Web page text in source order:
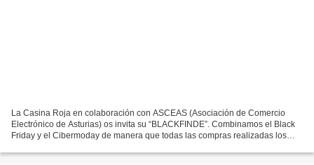
La Casina Roja en colaboración con ASCEAS (Asociación de Comercio
Electrónico de Asturias) os invita su “BLACKFINDE”. Combinamos el Black
Friday y el Cibermoday de manera que todas las compras realizadas los